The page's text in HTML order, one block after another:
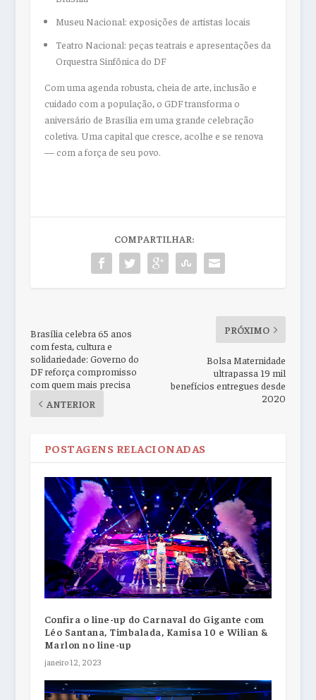
Museu Nacional: exposições de artistas locais
Teatro Nacional: peças teatrais e apresentações da
Orquestra Sinfônica do DF
Com uma agenda robusta, cheia de arte, inclusão e
cuidado com a população, o GDF transforma o
aniversário de Brasília em uma grande celebração
coletiva. Uma capital que cresce, acolhe e se renova
— com a força de seu povo.
COMPARTILHAR:
Brasília celebra 65 anos
com festa, cultura e
solidariedade: Governo do
DF reforça compromisso
com quem mais precisa
ANTERIOR
PRÓXIMO
Bolsa Maternidade
ultrapassa 19 mil
benefícios entregues desde
2020
POSTAGENS RELACIONADAS
Confira o line-up do Carnaval do Gigante com
Léo Santana, Timbalada, Kamisa 10 e Wilian &
Marlon no line-up
janeiro 12, 2023